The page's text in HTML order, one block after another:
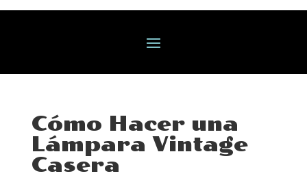
Cómo Hacer una
Lámpara Vintage
Casera